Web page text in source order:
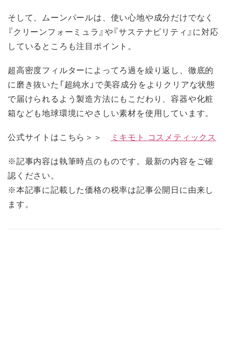
そして、ムーンパールは、使い心地や成分だけでなく
『クリーンフォーミュラ』や『サステナビリティ』に対応
しているところも注目ポイント。
超高密度フィルターによってろ過を繰り返し、徹底的
に磨き抜いた「超純水」で美容成分をよりクリアな状態
で届けられるよう製造方法にもこだわり、容器や化粧
箱なども地球環境にやさしい素材を使用しています。
公式サイトはこちら＞＞
ミキモト コスメティックス
※記事内容は執筆時点のものです。最新の内容をご確
認ください。
※本記事に記載した価格の税率は記事公開日に由来し
ます。